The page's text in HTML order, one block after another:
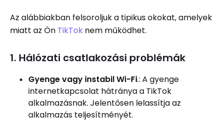
Az alábbiakban felsoroljuk a tipikus okokat, amelyek
miatt az Ön TikTok nem működhet.
1. Hálózati csatlakozási problémák
Gyenge vagy instabil Wi-Fi.: A gyenge
internetkapcsolat hátránya a TikTok
alkalmazásnak. Jelentősen lelassítja az
alkalmazás teljesítményét.